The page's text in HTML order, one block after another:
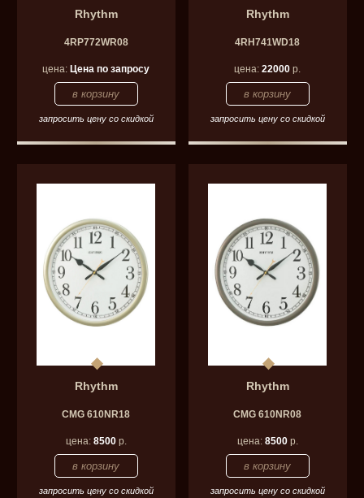
Rhythm
4RP772WR08
цена:Цена по запросу
запросить цену со скидкой
Rhythm
4RH741WD18
цена:22000 р.
запросить цену со скидкой
Rhythm
CMG 610NR18
цена: 8500р.
запросить цену со скидкой
Rhythm
CMG 610NR08
цена: 8500р.
запросить цену со скидкой